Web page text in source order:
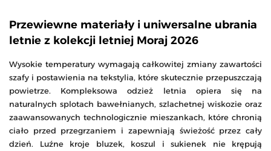
Przewiewne materiały i uniwersalne ubrania
letnie z kolekcji letniej Moraj 2026
Wysokie temperatury wymagają całkowitej zmiany zawartości
szafy i postawienia na tekstylia, które skutecznie przepuszczają
powietrze. Kompleksowa odzież letnia opiera się na
naturalnych splotach bawełnianych, szlachetnej wiskozie oraz
zaawansowanych technologicznie mieszankach, które chronią
ciało przed przegrzaniem i zapewniają świeżość przez cały
dzień. Luźne kroje bluzek, koszul i sukienek nie krępują